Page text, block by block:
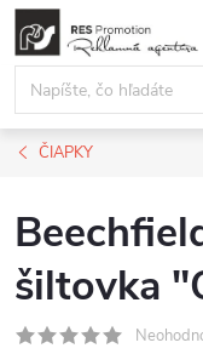
Prejsť
obsah
ČIAPKY
šiltovka